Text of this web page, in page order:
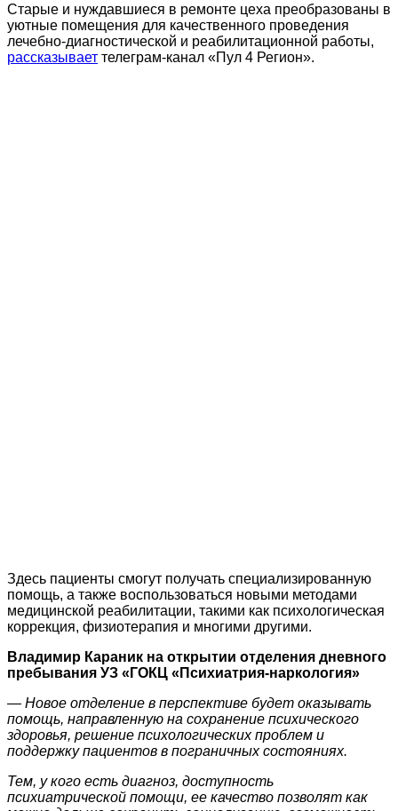
Старые и нуждавшиеся в ремонте цеха преобразованы в
уютные помещения для качественного проведения
лечебно-диагностической и реабилитационной работы,
рассказывает телеграм-канал «Пул 4 Регион».
Здесь пациенты смогут получать специализированную
помощь, а также воспользоваться новыми методами
медицинской реабилитации, такими как психологическая
коррекция, физиотерапия и многими другими.
Владимир Караник на открытии отделения дневного
пребывания УЗ «ГОКЦ «Психиатрия-наркология»
— Новое отделение в перспективе будет оказывать
помощь, направленную на сохранение психического
здоровья, решение психологических проблем и
поддержку пациентов в пограничных состояниях.
Тем, у кого есть диагноз, доступность
психиатрической помощи, ее качество позволят как